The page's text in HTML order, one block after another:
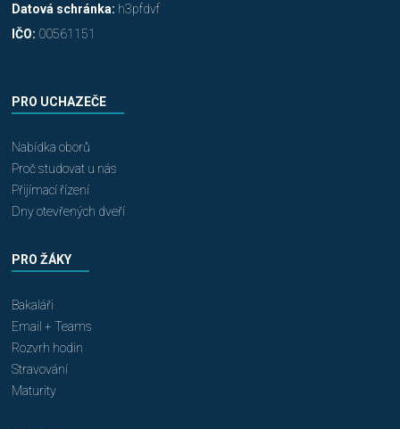
Datová schránka: h3pfdvf
IČO: 00561151
PRO UCHAZEČE
Nabídka oborů
Proč studovat u nás
Přijímací řízení
Dny otevřených dveří
PRO ŽÁKY
Bakaláři
Email + Teams
Rozvrh hodin
Stravování
Maturity